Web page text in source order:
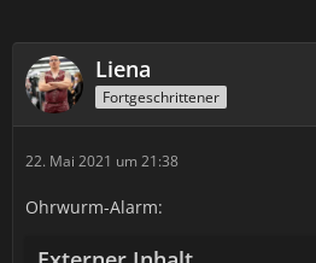
Liena
Fortgeschrittener
22. Mai 2021 um 21:38
Ohrwurm-Alarm: